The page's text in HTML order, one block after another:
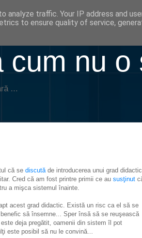
nu o
...
că se discutăde introducerea unui grad didactic
Cred că am fost printre primii ce au susţinut
a mişca sistemul înainte.
acest grad didactic. Există un risc ca el să se
să însemne... Sper însă să se reuşească
deja pregătit, oamenii din sistem îl pot
este posibil să nu le convină...
analyze traffic. Your IP address and
to ensure quality of service,